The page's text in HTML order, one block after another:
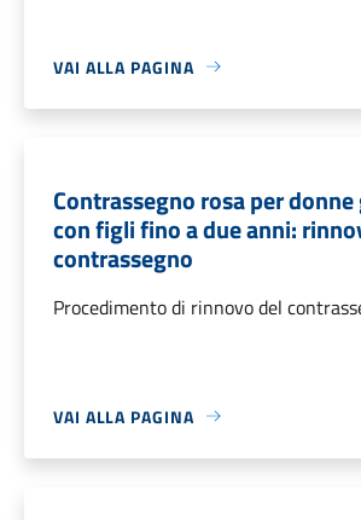
VAI ALLA PAGINA
Contrassegno rosa per
con figli fino a due anni:
contrassegno
Procedimento di rinnovo del
VAI ALLA PAGINA